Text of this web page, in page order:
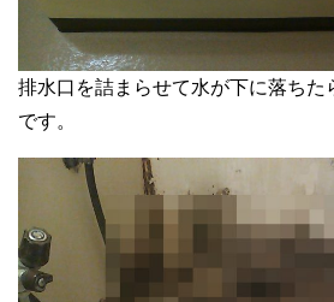
排水口を詰まらせて水が下に落ちた
です。